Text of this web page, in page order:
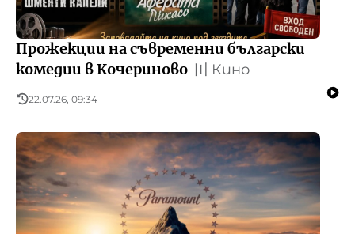
Прожекции на съвременни български
комедии в Кочериново 〣 Кино
22.07.26, 09:34